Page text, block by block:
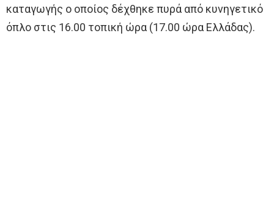
καταγωγής ο οποίος δέχθηκε πυρά από κυνηγετικό
όπλο στις 16.00 τοπική ώρα (17.00 ώρα Ελλάδας).